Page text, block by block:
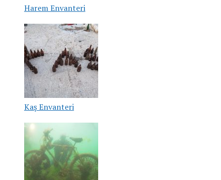
Harem Envanteri
Kaş Envanteri